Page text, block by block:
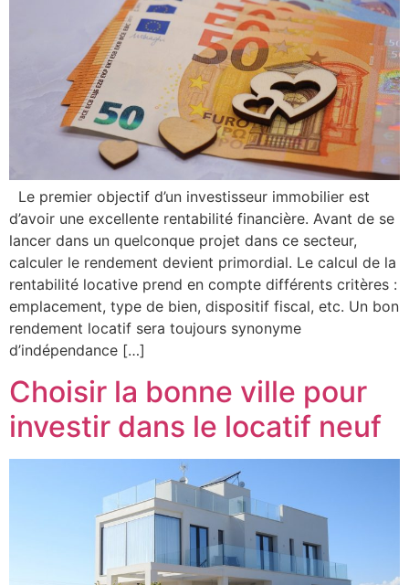
Le premier objectif d’un investisseur immobilier est
d’avoir une excellente rentabilité financière. Avant de se
lancer dans un quelconque projet dans ce secteur,
calculer le rendement devient primordial. Le calcul de la
rentabilité locative prend en compte différents critères :
emplacement, type de bien, dispositif fiscal, etc. Un bon
rendement locatif sera toujours synonyme
d’indépendance […]
Choisir la bonne ville pour
investir dans le locatif neuf